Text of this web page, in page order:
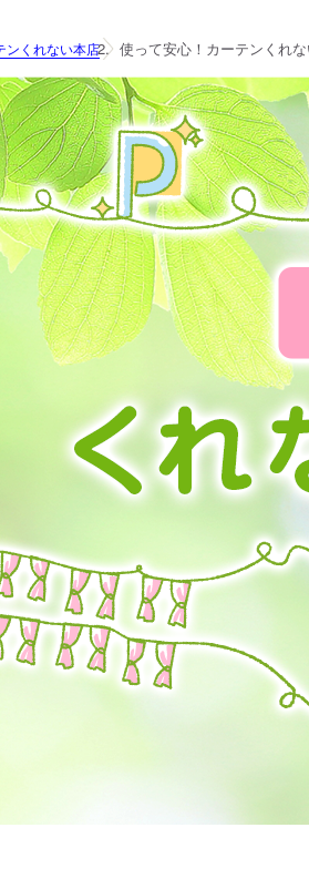
ンくれない本店 使って安心！カーテンくれ